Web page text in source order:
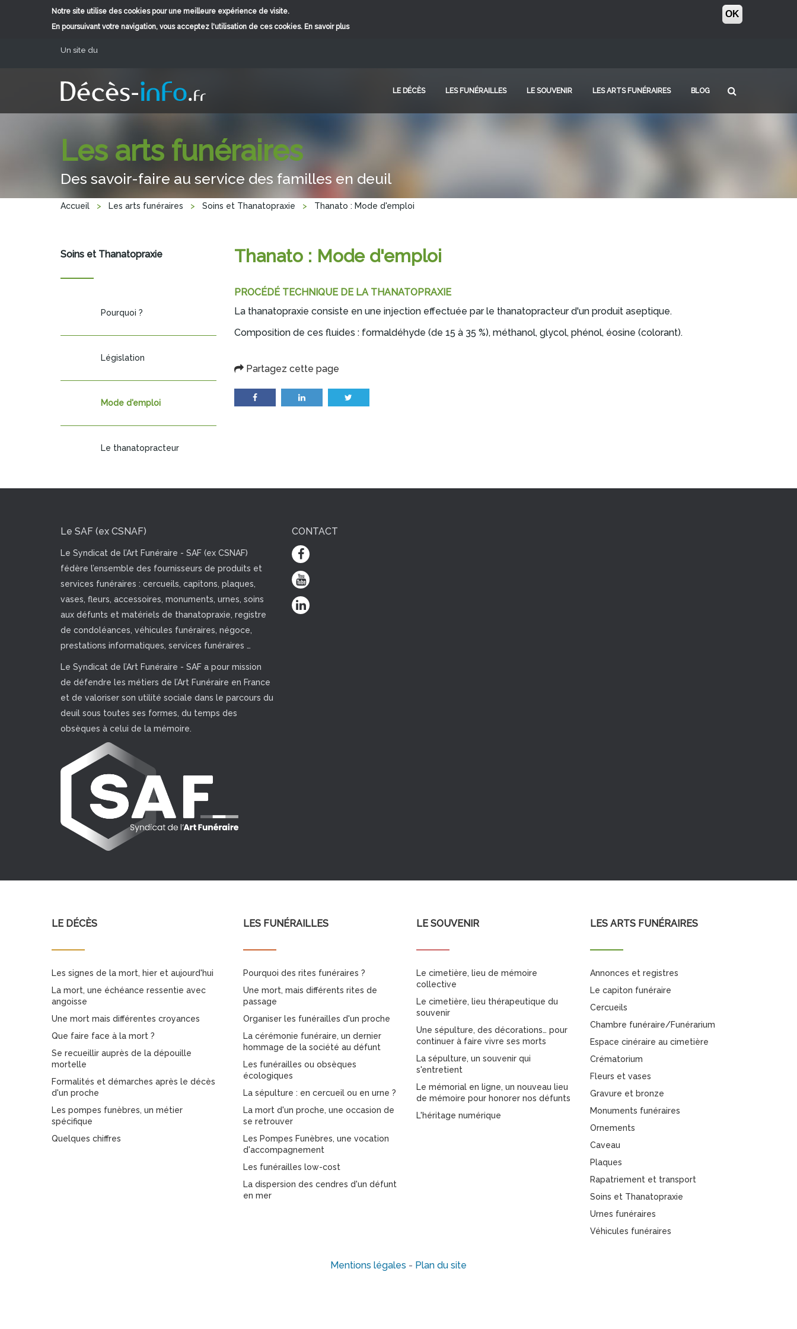
Notre site utilise des cookies pour une meilleure expérience de visite.
En poursuivant votre navigation, vous acceptez l'utilisation de ces cookies. En savoir plus
OK
Aller au contenu principal
Un site du
LE DÉCÈS LES FUNÉRAILLES LE SOUVENIR LES ARTS FUNÉRAIRES BLOG
Les arts funéraires
Des savoir-faire au service des familles en deuil
Vous êtes ici
Accueil > Les arts funéraires > Soins et Thanatopraxie > Thanato : Mode d'emploi
Soins et Thanatopraxie
Pourquoi ?
Législation
Mode d'emploi
Le thanatopracteur
Thanato : Mode d'emploi
PROCÉDÉ TECHNIQUE DE LA THANATOPRAXIE
La thanatopraxie consiste en une injection effectuée par le thanatopracteur d'un produit aseptique.
Composition de ces fluides : formaldéhyde (de 15 à 35 %), méthanol, glycol, phénol, éosine (colorant).
Partagez cette page
Le SAF (ex CSNAF)
Le Syndicat de l’Art Funéraire - SAF (ex CSNAF)
fédère l’ensemble des fournisseurs de produits et
services funéraires : cercueils, capitons, plaques,
vases, fleurs, accessoires, monuments, urnes, soins
aux défunts et matériels de thanatopraxie, registre
de condoléances, véhicules funéraires, négoce,
prestations informatiques, services funéraires …
Le Syndicat de l’Art Funéraire - SAF a pour mission
de défendre les métiers de l’Art Funéraire en France
et de valoriser son utilité sociale dans le parcours du
deuil sous toutes ses formes, du temps des
obsèques à celui de la mémoire.
CONTACT
LE DÉCÈS
Les signes de la mort, hier et aujourd'hui
La mort, une échéance ressentie avec
angoisse
Une mort mais différentes croyances
Que faire face à la mort ?
Se recueillir auprès de la dépouille
mortelle
Formalités et démarches après le décès
d'un proche
Les pompes funèbres, un métier
spécifique
Quelques chiffres
LES FUNÉRAILLES
Pourquoi des rites funéraires ?
Une mort, mais différents rites de
passage
Organiser les funérailles d'un proche
La cérémonie funéraire, un dernier
hommage de la société au défunt
Les funérailles ou obsèques
écologiques
La sépulture : en cercueil ou en urne ?
La mort d'un proche, une occasion de
se retrouver
Les Pompes Funèbres, une vocation
d'accompagnement
Les funérailles low-cost
La dispersion des cendres d'un défunt
en mer
LE SOUVENIR
Le cimetière, lieu de mémoire
collective
Le cimetière, lieu thérapeutique du
souvenir
Une sépulture, des décorations… pour
continuer à faire vivre ses morts
La sépulture, un souvenir qui
s'entretient
Le mémorial en ligne, un nouveau lieu
de mémoire pour honorer nos défunts
L'héritage numérique
LES ARTS FUNÉRAIRES
Annonces et registres
Le capiton funéraire
Cercueils
Chambre funéraire/Funérarium
Espace cinéraire au cimetière
Crématorium
Fleurs et vases
Gravure et bronze
Monuments funéraires
Ornements
Caveau
Plaques
Rapatriement et transport
Soins et Thanatopraxie
Urnes funéraires
Véhicules funéraires
Mentions légales - Plan du site